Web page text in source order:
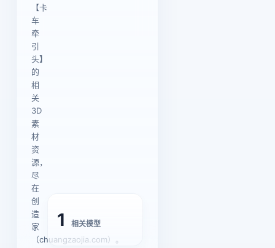
【卡
车
牵
引
头】
的
相
关
3D
素
材
资
源，
尽
在
创
造
家
（chuangzaojia.com）。
1 相关模型